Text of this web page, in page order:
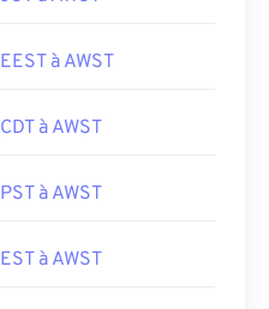
EEST à AWST
CDT à AWST
PST à AWST
EST à AWST